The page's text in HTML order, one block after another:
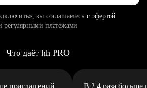
вы соглашаетесь с офертой
регулярными платежами
Что даёт hh PRO
приглашений В 2,4 раза больше